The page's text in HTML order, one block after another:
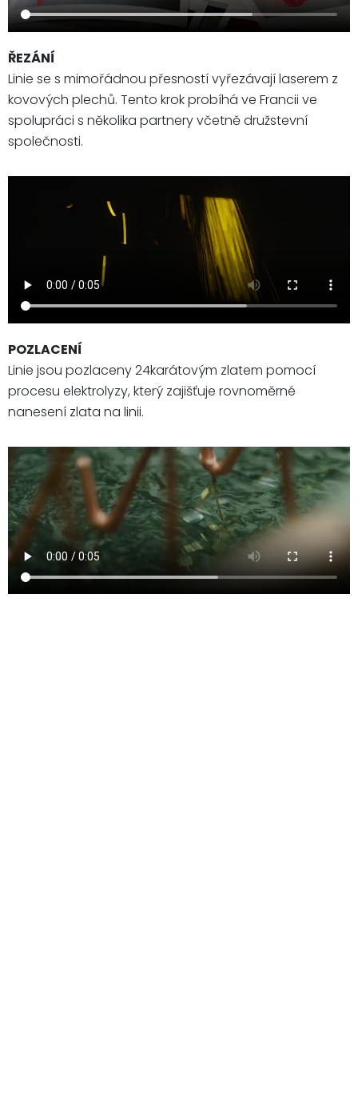
ŘEZÁNÍ
Linie se s mimořádnou přesností vyřezávají laserem z
kovových plechů. Tento krok probíhá ve Francii ve
spolupráci s několika partnery včetně družstevní
společnosti.
POZLACENÍ
Linie jsou pozlaceny 24karátovým zlatem pomocí
procesu elektrolyzy, který zajišťuje rovnoměrné
nanesení zlata na linii.